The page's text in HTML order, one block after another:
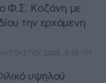
Φ.Σ. Κοζάνη με
την ερχόμενη
2025, 8:45 ΠΜ
υψηλού